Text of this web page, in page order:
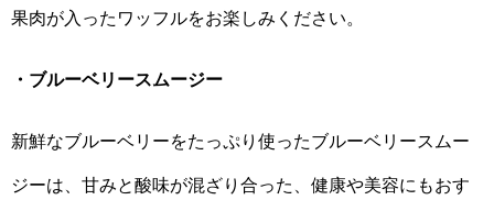
果肉が入ったワッフルをお楽しみください。
・ブルーベリースムージー
新鮮なブルーベリーをたっぷり使ったブルーベリースムー
ジーは、甘みと酸味が混ざり合った、健康や美容にもおす